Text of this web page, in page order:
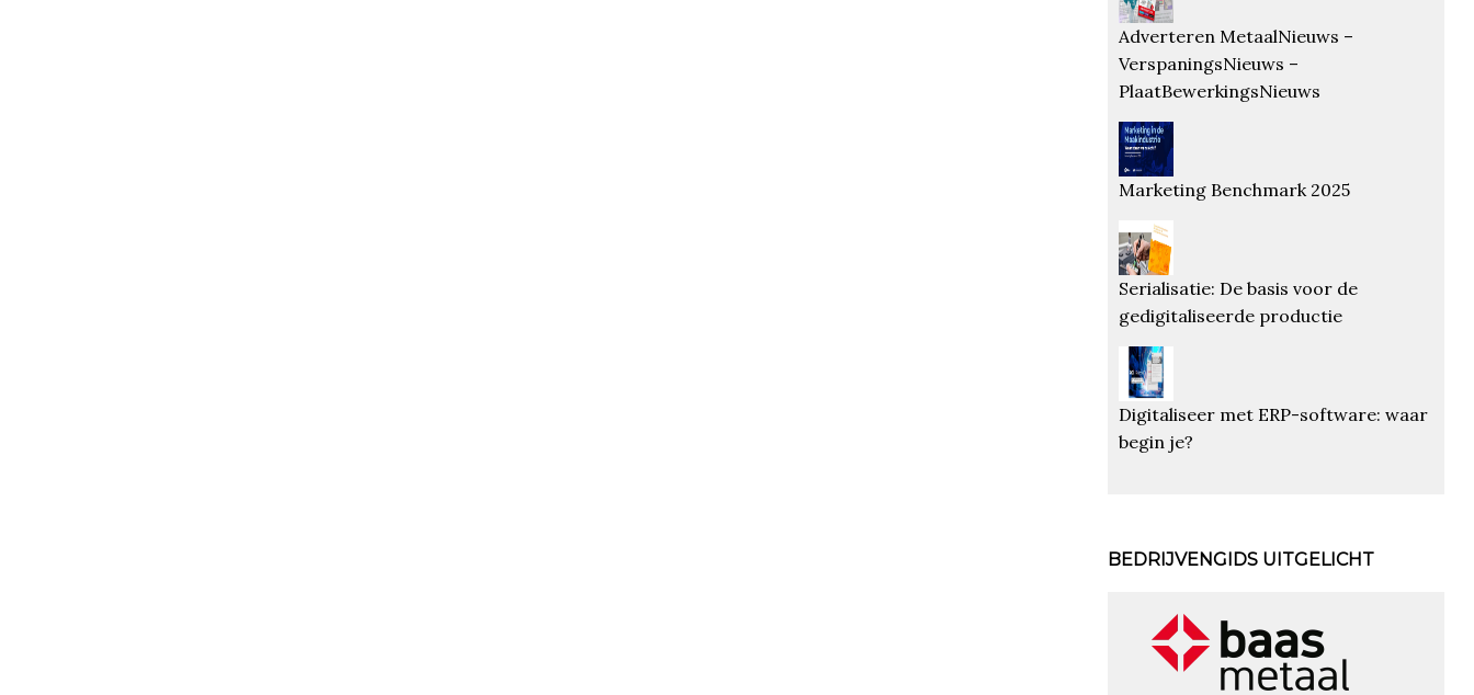
Adverteren MetaalNieuws –
VerspaningsNieuws –
PlaatBewerkingsNieuws
Marketing Benchmark 2025
Serialisatie: De basis voor de
gedigitaliseerde productie
Digitaliseer met ERP-software: waar
begin je?
BEDRIJVENGIDS UITGELICHT